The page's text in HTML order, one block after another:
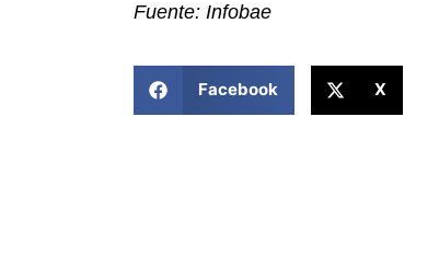
Fuente: Infobae
Facebook X